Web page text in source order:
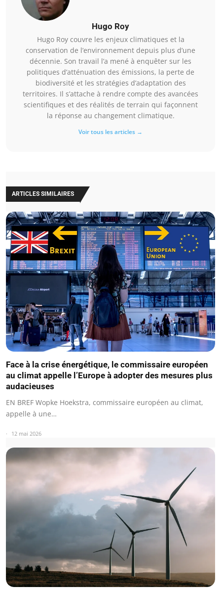
Hugo Roy
Hugo Roy couvre les enjeux climatiques et la
conservation de l’environnement depuis plus d’une
décennie. Son travail l’a mené à enquêter sur les
politiques d’atténuation des émissions, la perte de
biodiversité et les stratégies d’adaptation des
territoires. Il s’attache à rendre compte des avancées
scientifiques et des réalités de terrain qui façonnent
la réponse au changement climatique.
Voir tous les articles →
ARTICLES SIMILAIRES
Face à la crise énergétique, le commissaire européen
au climat appelle l’Europe à adopter des mesures plus
audacieuses
EN BREF Wopke Hoekstra, commissaire européen au climat,
appelle à une…
12 mai 2026